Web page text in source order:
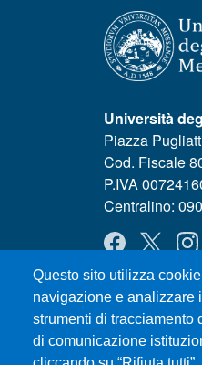
Questo sito utilizza
navigazione e analizzare
strumenti di tracciamento
di comunicazione
Università
Piazza
Cod. Fiscale
P.IVA
Centralino:
MENÙ SOCIAL